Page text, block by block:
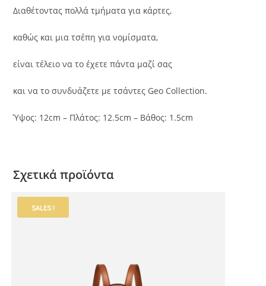
Διαθέτοντας πολλά τμήματα για κάρτες,
καθώς και μια τσέπη για νομίσματα,
είναι τέλειο να το έχετε πάντα μαζί σας
και να το συνδυάζετε με τσάντες Geo Collection.
Ύψος: 12cm – Πλάτος: 12.5cm – Βάθος: 1.5cm
Σχετικά προϊόντα
SALES !